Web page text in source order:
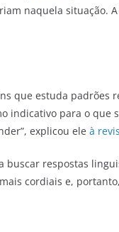
naquela situação.
que estuda
para o que
explicou ele à
buscar respostas
cordiais e,